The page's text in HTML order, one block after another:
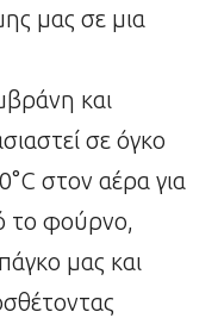
μας σε μια
και
σε όγκο
στον αέρα για
το φούρνο,
μας και